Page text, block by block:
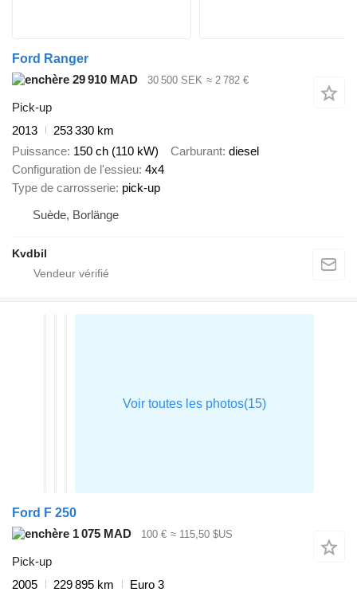
Ford Ranger
29 910 MAD
30 500 SEK ≈ 2 782 €
Pick-up
2013
253 330 km
Puissance 150 ch (110 kW) Carburant diesel
Configuration de l'essieu 4x4
Type de carrosserie pick-up
Suède, Borlänge
Kvdbil
Ford F 250
1 075 MAD
100 € ≈ 115,50 $US
Pick-up
2005
229 895 km
Euro 3